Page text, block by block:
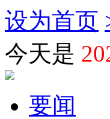
设为首页
今天是
要闻